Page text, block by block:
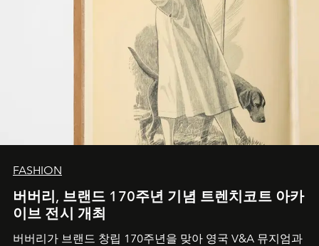
FASHION
버버리, 브랜드 170주년 기념 트렌치코트 아카
이브 전시 개최
버버리가 브랜드 창립 170주년을 맞아 영국 V&A 뮤지엄과